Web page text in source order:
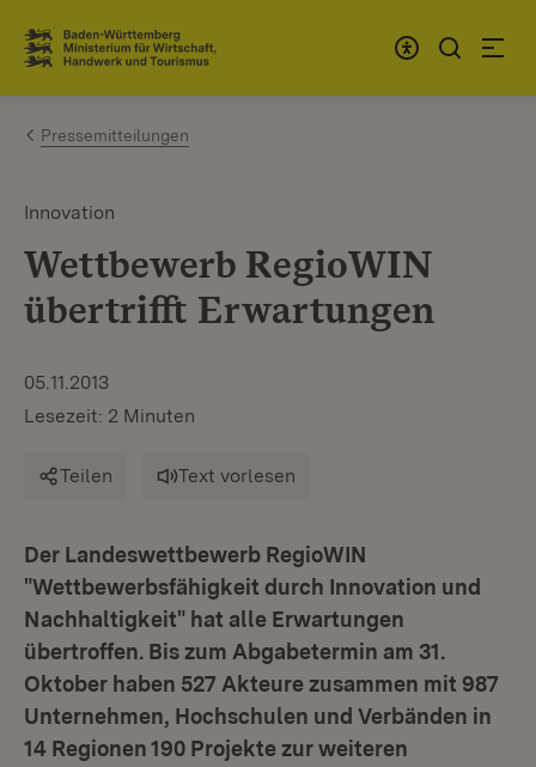
Zum Inhalt springen
Link zur Startseite
Pressemitteilungen
Innovation
Wettbewerb RegioWIN
übertrifft Erwartungen
05.11.2013
Lesezeit: 2 Minuten
Teilen Text vorlesen
Der Landeswettbewerb RegioWIN
"Wettbewerbsfähigkeit durch Innovation und
Nachhaltigkeit" hat alle Erwartungen
übertroffen. Bis zum Abgabetermin am 31.
Oktober haben 527 Akteure zusammen mit 987
Unternehmen, Hochschulen und Verbänden in
14 Regionen 190 Projekte zur weiteren